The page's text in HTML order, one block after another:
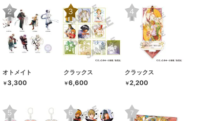
オトメイト
￥3,300
クラックス
￥6,600
クラックス
￥2,200